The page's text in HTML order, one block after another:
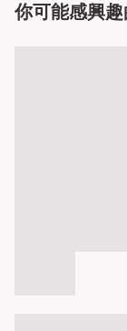
你可能感興